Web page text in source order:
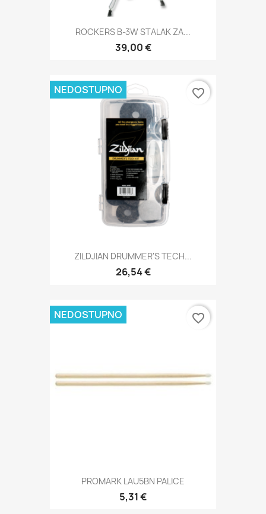
ROCKERS B-3W STALAK ZA...
39,00 €
ZILDJIAN DRUMMER'S TECH...
26,54 €
NEDOSTUPNO favorite_border
PROMARK LAU5BN PALICE
5,31 €
NEDOSTUPNO favorite_border